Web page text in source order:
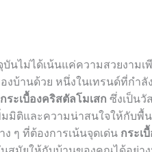
นไม่ได้เน้นแค่ความสวยงาม
งบ้านด้วย หนึ่งในเทรนด์ที่กำ
กระเบื้องคริสตัลโมเสก ซึ่งเป็นวั
มิติและความน่าสนใจให้กับพื้
ๆ ที่ต้องการเน้นจุดเด่น กระเ